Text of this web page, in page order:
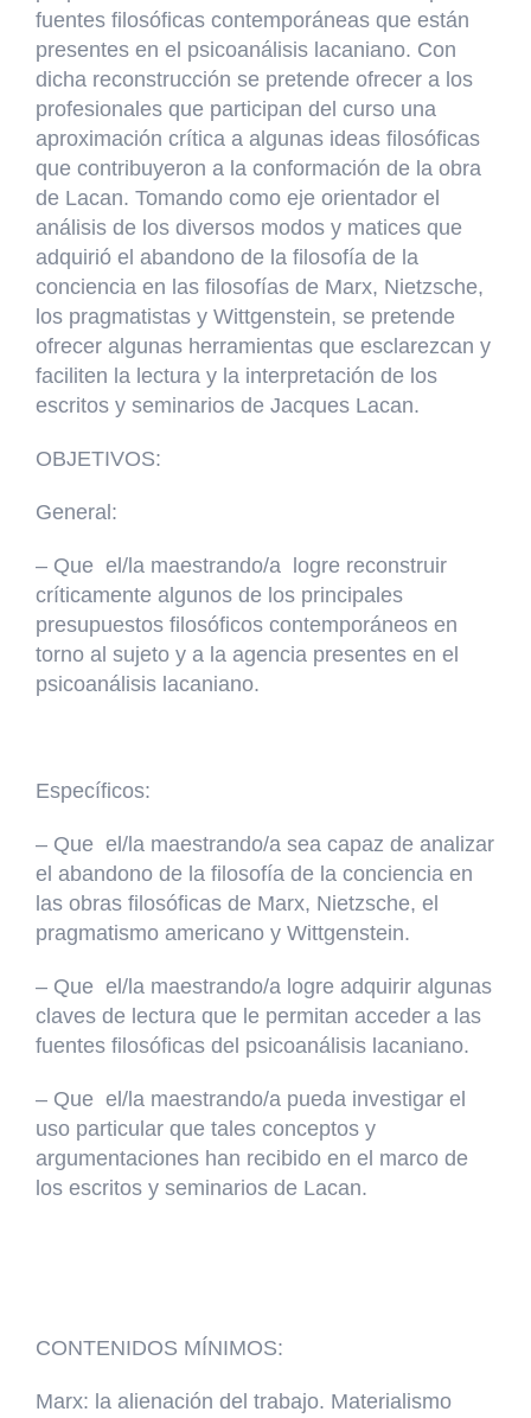
fuentes filosóficas contemporáneas que están
presentes en el psicoanálisis lacaniano. Con
dicha reconstrucción se pretende ofrecer a los
profesionales que participan del curso una
aproximación crítica a algunas ideas filosóficas
que contribuyeron a la conformación de la obra
de Lacan. Tomando como eje orientador el
análisis de los diversos modos y matices que
adquirió el abandono de la filosofía de la
conciencia en las filosofías de Marx, Nietzsche,
los pragmatistas y Wittgenstein, se pretende
ofrecer algunas herramientas que esclarezcan y
faciliten la lectura y la interpretación de los
escritos y seminarios de Jacques Lacan.
OBJETIVOS:
General:
– Que el/la maestrando/a logre reconstruir
críticamente algunos de los principales
presupuestos filosóficos contemporáneos en
torno al sujeto y a la agencia presentes en el
psicoanálisis lacaniano.
Específicos:
– Que el/la maestrando/a sea capaz de analizar
el abandono de la filosofía de la conciencia en
las obras filosóficas de Marx, Nietzsche, el
pragmatismo americano y Wittgenstein.
– Que el/la maestrando/a logre adquirir algunas
claves de lectura que le permitan acceder a las
fuentes filosóficas del psicoanálisis lacaniano.
– Que el/la maestrando/a pueda investigar el
uso particular que tales conceptos y
argumentaciones han recibido en el marco de
los escritos y seminarios de Lacan.
CONTENIDOS MÍNIMOS:
Marx: la alienación del trabajo. Materialismo